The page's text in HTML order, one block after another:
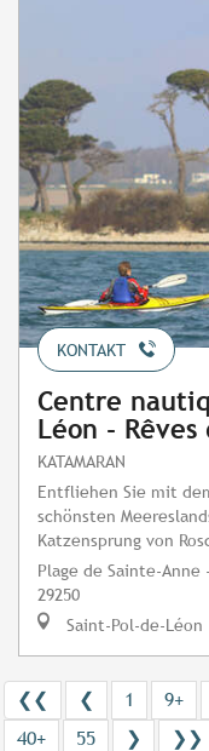
KONTAKT
Centre
Léon - Rêves
KATAMARAN
Entfliehen Sie mit
schönsten
Katzensprung von
Plage de Sainte-Anne
29250
Saint-Pol-de-Léon
❮❮ ❮ 1 9+
40+
55 ❯ ❯❯